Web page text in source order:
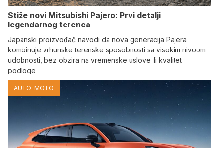
Stiže novi Mitsubishi Pajero: Prvi detalji
legendarnog terenca
Japanski proizvođač navodi da nova generacija Pajera
kombinuje vrhunske terenske sposobnosti sa visokim nivoom
udobnosti, bez obzira na vremenske uslove ili kvalitet
podloge
AUTO-MOTO